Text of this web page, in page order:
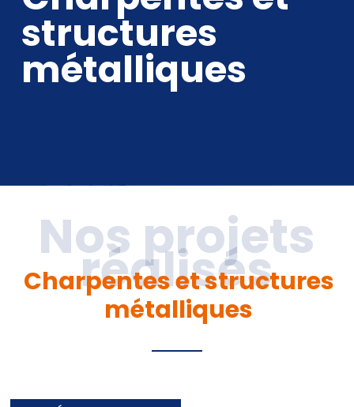
structures
métalliques
Charpentes et structures
métalliques